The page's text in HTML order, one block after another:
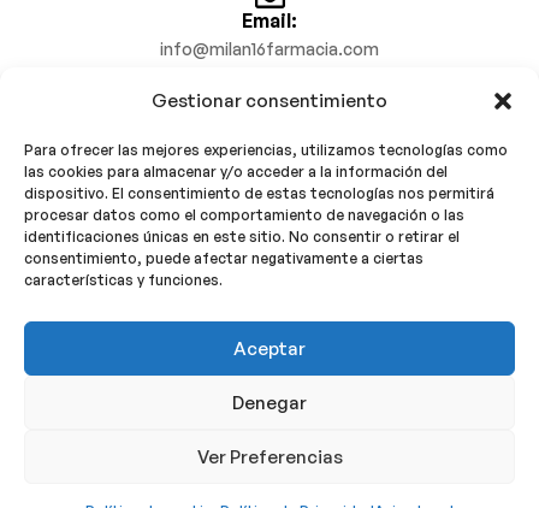
Gestionar consentimiento
Para ofrecer las mejores experiencias, utilizamos tecnologías como
las cookies para almacenar y/o acceder a la información del
dispositivo. El consentimiento de estas tecnologías nos permitirá
procesar datos como el comportamiento de navegación o las
identificaciones únicas en este sitio. No consentir o retirar el
consentimiento, puede afectar negativamente a ciertas
características y funciones.
Aceptar
Denegar
Ver Preferencias
Email:
info@milan16farmacia.com
¡Síguenos!
Copyright © 2025 Milán 16 Farmacia.
Todos los derechos reservados.